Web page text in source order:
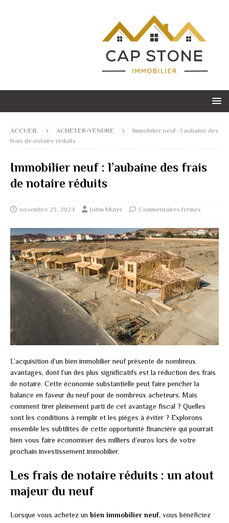
ACCUEIL ACHETER-VENDRE
Immobilier neuf : l’aubaine des
frais de notaire réduits
Immobilier neuf : l’aubaine des frais
de notaire réduits
novembre 23, 2024 Johm Mizier Commentaires fermés
L’acquisition d’un bien immobilier neuf présente de nombreux
avantages, dont l’un des plus significatifs est la réduction des frais
de notaire. Cette économie substantielle peut faire pencher la
balance en faveur du neuf pour de nombreux acheteurs. Mais
comment tirer pleinement parti de cet avantage fiscal ? Quelles
sont les conditions à remplir et les pièges à éviter ? Explorons
ensemble les subtilités de cette opportunité financière qui pourrait
bien vous faire économiser des milliers d’euros lors de votre
prochain investissement immobilier.
Les frais de notaire réduits : un atout
majeur du neuf
Lorsque vous achetez unbien immobilier neuf, vous bénéficiez